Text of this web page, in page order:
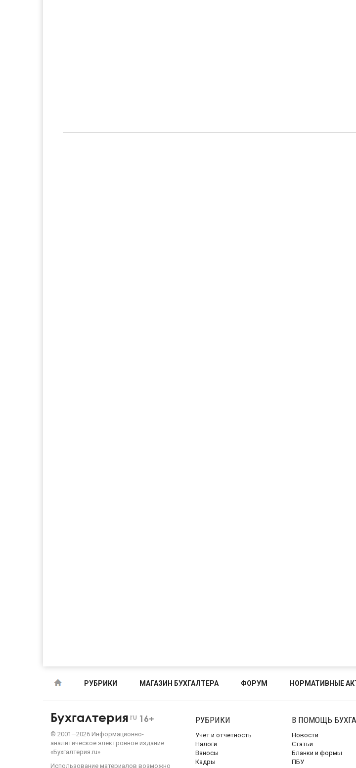
РУБРИКИ МАГАЗИН БУХГАЛТЕРА ФОРУМ НОРМАТИВНЫЕ
Бухгалтерия ru 16+
© 2001—2026 Информационно-
аналитическое электронное издание
«Бухгалтерия.ru»
Использование материалов возможно
РУБРИКИ
Учет и отчетность
Налоги
Взносы
Кадры
В ПОМОЩЬ
Новости
Статьи
Бланки и формы
ПБУ